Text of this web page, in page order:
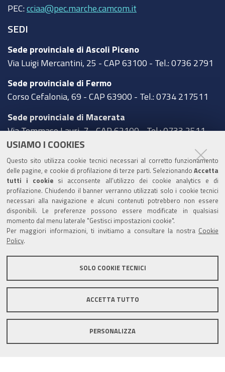
USIAMO I COOKIES
Questo sito utilizza cookie tecnici necessari al corretto funzionamento
delle pagine, e cookie di profilazione di terze parti. Selezionando Accetta
tutti i cookie si acconsente all’utilizzo dei cookie analytics e di
profilazione. Chiudendo il banner verranno utilizzati solo i cookie tecnici
necessari alla navigazione e alcuni contenuti potrebbero non essere
disponibili. Le preferenze possono essere modificate in qualsiasi
momento dal menu laterale "Gestisci impostazioni cookie".
Per maggiori informazioni, ti invitiamo a consultare la nostra Cookie
Policy
SOLO COOKIE TECNICI
ACCETTA TUTTO
PERSONALIZZA
PEC: cciaa@pec.marche.camcom.it
SEDI
Sede provinciale di Ascoli Piceno
Via Luigi Mercantini, 25 - CAP 63100 - Tel.: 0736 2791
Sede provinciale di Fermo
Corso Cefalonia, 69 - CAP 63900 - Tel.: 0734 217511
Sede provinciale di Macerata
Via Tommaso Lauri, 7 - CAP 62100 - Tel.: 0733 2511
Sede provinciale di Pesaro Urbino
Corso XI Settembre, 116 - CAP 61121 - Tel.: 0721
3571
TRASPARENZA
Amministrazione trasparente
Statistiche Web del sito (fonte Web Analytics Italia)
Contatti
Dichiarazione di accessibilità
Area riservata
Statistiche Web del sito (fonte Web Analytics Italia)